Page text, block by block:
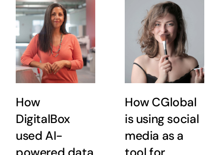
How
DigitalBox
used AI-
How CGlobal
is using social
media as a